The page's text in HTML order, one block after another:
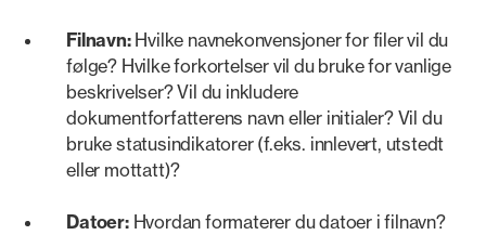
Filnavn:Hvilke navnekonvensjoner for filer vil du
følge? Hvilke forkortelser vil du bruke for vanlige
beskrivelser? Vil du inkludere
dokumentforfatterens navn eller initialer? Vil du
bruke statusindikatorer (f.eks. innlevert, utstedt
eller mottatt)?
Datoer:Hvordan formaterer du datoer i filnavn?